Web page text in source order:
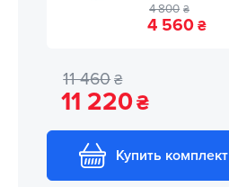
4 800 ₴
4 560 ₴
11 460 ₴
11 220₴
Купить комплект